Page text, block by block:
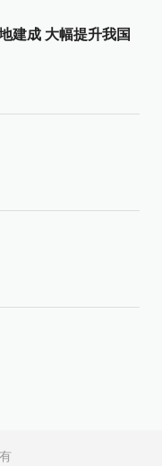
建成 大幅提升我国